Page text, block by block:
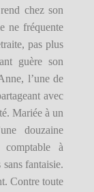
chez son
ne fréquente
pas plus
guère son
l’une de
avec
Mariée à un
douzaine
à
fantaisie.
Contre toute